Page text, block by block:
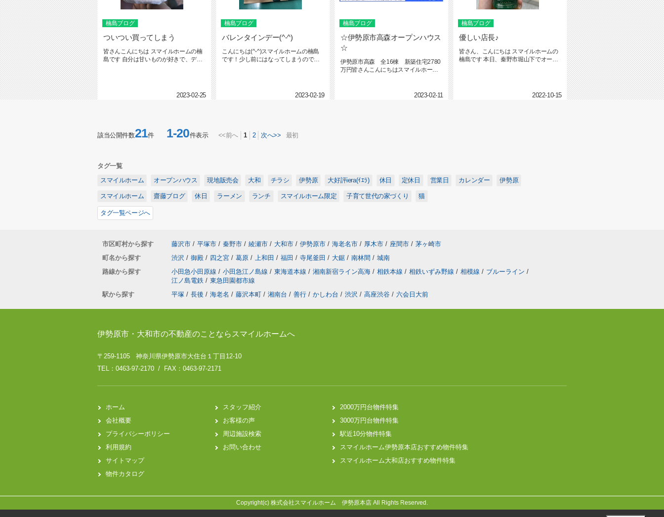
楠島ブログ
ついつい買ってしまう
皆さんこんにちは スマイルホームの楠
島です 自分は甘いものが好きで、デパ
2023-02-25
楠島ブログ
バレンタインデー(^-^)
こんにちは(^-^)スマイルホームの楠島
です！少し前にはなってしまうのです
2023-02-19
楠島ブログ
☆伊勢原市高森オープンハウス
☆
伊勢原市高森 全16棟 新築住宅2780
万円皆さんこんにちはスマイルホーム
2023-02-11
楠島ブログ
優しい店長♪
皆さん、こんにちは スマイルホームの
楠島です 本日、秦野市堀山下でオープ
2022-10-15
該当公開件数21件1-20件表示 <<前へ 1 2 次へ>> 最初
タグ一覧
スマイルホーム
オープンハウス 現地販売会 大和 チラシ 伊勢原 大好評iera(ｲｴﾗ) 休日 定休日 営業日 カレンダー 伊勢原
スマイルホーム 齋藤ブログ 休日 ラーメン ランチ スマイルホーム限定 子育て世代の家づくり 猫
タグ一覧ページへ
市区町村から探す 藤沢市 / 平塚市 / 秦野市 / 綾瀬市 / 大和市 / 伊勢原市 / 海老名市 / 厚木市 / 座間市 / 茅ヶ崎市
町名から探す
渋沢 / 御殿 / 四之宮 / 葛原 / 上和田 / 福田 / 寺尾釜田 / 大鋸 / 南林間 / 城南
路線から探す
小田急小田原線 / 小田急江ノ島線 / 東海道本線 / 湘南新宿ライン高海 / 相鉄本線 / 相鉄いずみ野線 / 相模線 / ブルーライン /
江ノ島電鉄 / 東急田園都市線
駅から探す
平塚 / 長後 / 海老名 / 藤沢本町 / 湘南台 / 善行 / かしわ台 / 渋沢 / 高座渋谷 / 六会日大前
伊勢原市・大和市の不動産のことならスマイルホームへ
〒259-1105 神奈川県伊勢原市大住台１丁目12-10
TEL：0463-97-2170 / FAX：0463-97-2171
ホーム
会社概要
プライバシーポリシー
利用規約
サイトマップ
物件カタログ
スタッフ紹介
お客様の声
周辺施設検索
お問い合わせ
2000万円台物件特集
3000万円台物件特集
駅近10分物件特集
スマイルホーム伊勢原本店おすすめ物件特集
スマイルホーム大和店おすすめ物件特集
Copyright(c) 株式会社スマイルホーム 伊勢原本店 All Rights Reserved.